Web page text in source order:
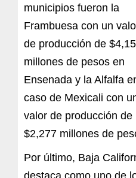
municipios fueron la
Frambuesa con un
de producción de
millones de pesos en
Ensenada y la Alfalfa
caso de Mexicali con
valor de producción de
$2,277 millones de
Por último, Baja